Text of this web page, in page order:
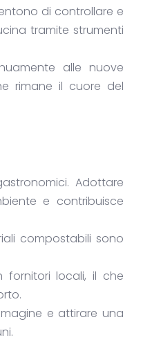
di controllare e
tramite strumenti
alle nuove
rimane il cuore del
Adottare
e contribuisce
compostabili sono
locali, il che
e attirare una